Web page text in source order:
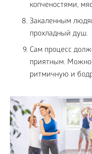
копченостями,
Закаленным
прохладный душ.
Сам процесс
приятным. Можно
ритмичную и